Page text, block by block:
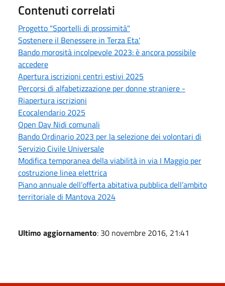
Contenuti correlati
Progetto "Sportelli di prossimità"
Sostenere il Benessere in Terza Eta'
Bando morosità incolpevole 2023: è ancora possibile
accedere
Apertura iscrizioni centri estivi 2025
Percorsi di alfabetizzazione per donne straniere -
Riapertura iscrizioni
Ecocalendario 2025
Open Day Nidi comunali
Bando Ordinario 2023 per la selezione dei volontari di
Servizio Civile Universale
Modifica temporanea della viabilità in via I Maggio per
costruzione linea elettrica
Piano annuale dell’offerta abitativa pubblica dell’ambito
territoriale di Mantova 2024
Ultimo aggiornamento: 30 novembre 2016, 21:41